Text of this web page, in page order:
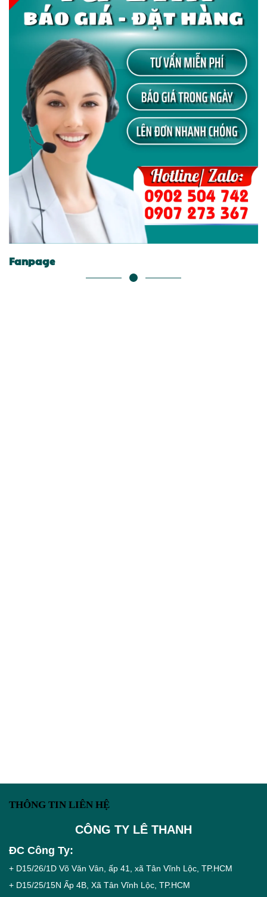
Fanpage
THÔNG TIN LIÊN HỆ
CÔNG TY LÊ THANH
ĐC Công Ty:
+ D15/26/1D Võ Văn Vân, ấp 41, xã Tân Vĩnh Lộc, TP.HCM
+ D15/25/15N Ấp 4B, Xã Tân Vĩnh Lộc, TP.HCM